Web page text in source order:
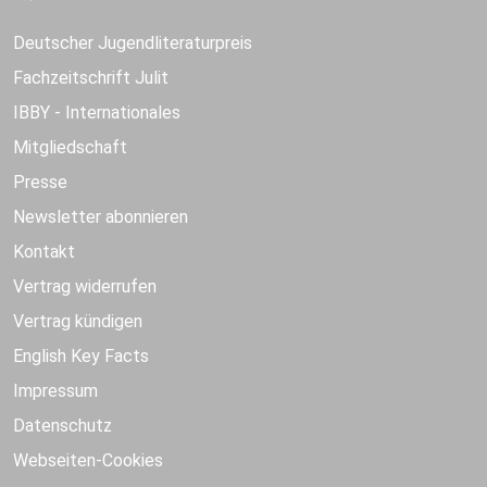
Deutscher Jugendliteraturpreis
Fachzeitschrift Julit
IBBY - Internationales
Mitgliedschaft
Presse
Newsletter abonnieren
Kontakt
Vertrag widerrufen
Vertrag kündigen
English Key Facts
Impressum
Datenschutz
Webseiten-Cookies